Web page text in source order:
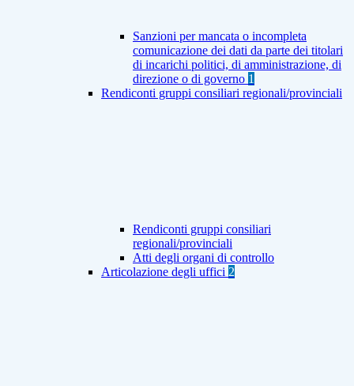
Sanzioni per mancata o incompleta
comunicazione dei dati da parte dei titolari
di incarichi politici, di amministrazione, di
direzione o di governo 1
Rendiconti gruppi consiliari regionali/provinciali
Rendiconti gruppi consiliari
regionali/provinciali
Atti degli organi di controllo
Articolazione degli uffici 2